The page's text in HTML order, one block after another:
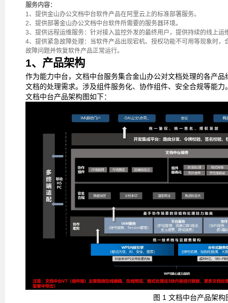
服务内容：
1、提供金山办公文档中台软件产品在阿里云上的标准部署服务。
2、提供部署金山办公文档中台软件所需要的服务器环境。
3、提供远程运维服务：针对接入监控外发的最终用户，提供持续的线上运
4、提供紧急故障处理：当软件产品出现宕机、授权功能不可用等现象时
故障问题并恢复软件产品正常运行。
1、产品架构
作为能力中台，文档中台服务集合金山办公对文档处理的各产品
文档的处理需求。涉及组件服务化、协作组件、安全合规等能力
文档中台产品架构图如下：
图 1 文档中台产品架构